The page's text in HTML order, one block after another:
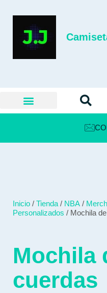
Inicio / Tienda / NBA /
Personalizados / Mochila
Mochila
cuerdas